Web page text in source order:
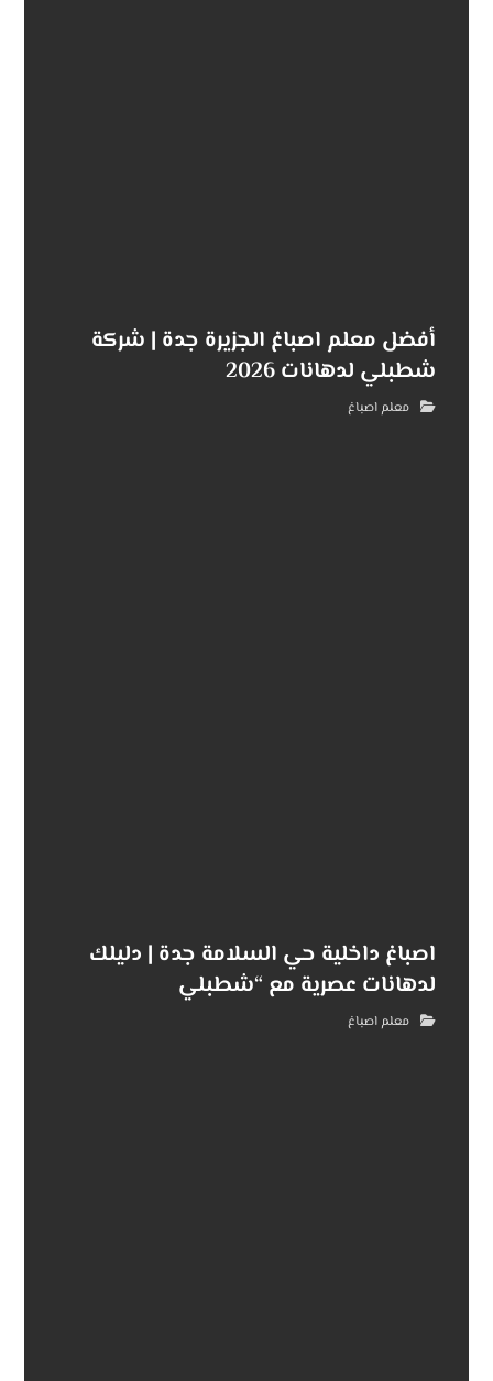
أفضل معلم اصباغ الجزيرة جدة | شركة
شطبلي لدهانات 2026
معلم اصباغ
اصباغ داخلية حي السلامة جدة | دليلك
لدهانات عصرية مع “شطبلي
معلم اصباغ